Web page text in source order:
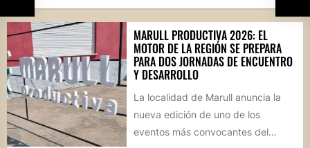
MARULL PRODUCTIVA 2026: EL
MOTOR DE LA REGIÓN SE PREPARA
PARA DOS JORNADAS DE ENCUENTRO
Y DESARROLLO
La localidad de Marull anuncia la
nueva edición de uno de los
eventos más convocantes del